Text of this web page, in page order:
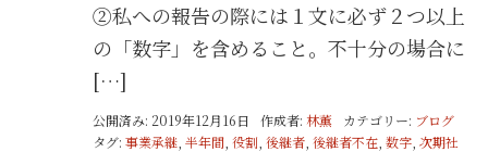
②私への報告の際には１文に必ず２つ以上
の「数字」を含めること。不十分の場合に
[…]
公開済み: 2019年12月16日 作成者: 林薫 カテゴリー: ブログ
タグ: 事業承継 半年間 役割 後継者 後継者不在 数字 次期社